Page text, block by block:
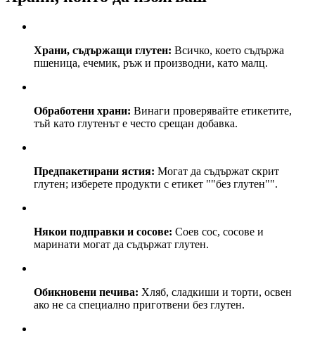
Храни, съдържащи глутен: Всичко, което съдържа
пшеница, ечемик, ръж и производни, като малц.
Обработени храни: Винаги проверявайте етикетите,
тъй като глутенът е често срещан добавка.
Предпакетирани ястия: Могат да съдържат скрит
глутен; изберете продукти с етикет ""без глутен"".
Някои подправки и сосове: Соев сос, сосове и
маринати могат да съдържат глутен.
Обикновени печива: Хляб, сладкиши и торти, освен
ако не са специално приготвени без глутен.